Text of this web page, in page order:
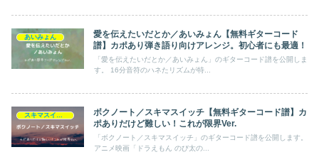
あいみょん
愛を伝えたいだとか／あいみょん【無料ギターコード
譜】カポあり弾き語り向けアレンジ。初心者にも最適！
「愛を伝えたいだとか／あいみょん」のギターコード譜を公開しま
す。 16分音符のハネたリズムが特...
スキマスイッチ
ボクノート／スキマスイッチ【無料ギターコード譜】カ
ポありだけど難しい！これが限界Ver.
「ボクノート／スキマスイッチ」のギターコード譜を公開します。
アニメ映画「ドラえもん のび太の...